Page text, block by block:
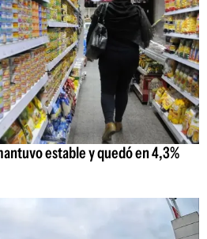
estable y quedó en 4,3%